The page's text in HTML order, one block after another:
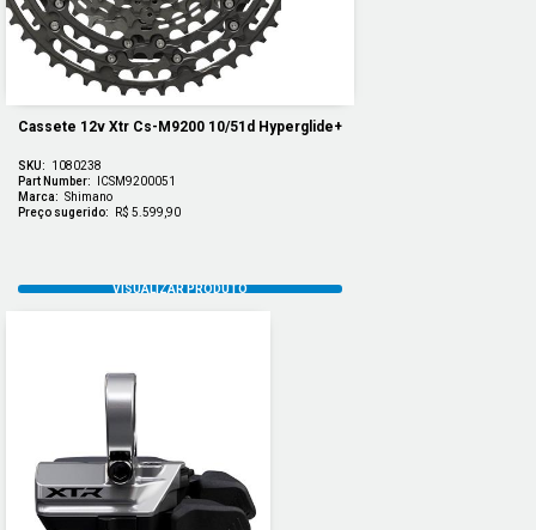
Cassete 12v Xtr Cs-M9200 10/51d Hyperglide+
SKU:
1080238
Part Number:
ICSM9200051
Marca: Shimano
Preço sugerido:
R$ 5.599,90